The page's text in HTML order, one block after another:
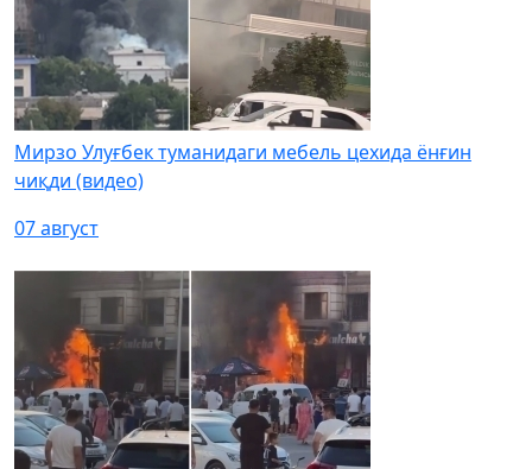
Мирзо Улуғбек туманидаги мебель цехида ёнғин
чиқди (видео)
07 август